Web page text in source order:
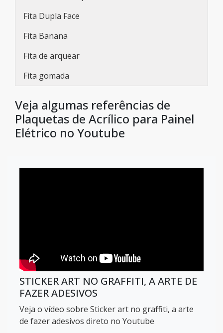
Fita Dupla Face
Fita Banana
Fita de arquear
Fita gomada
Veja algumas referências de
Plaquetas de Acrílico para Painel
Elétrico no Youtube
STICKER ART NO GRAFFITI, A ARTE DE
FAZER ADESIVOS
Veja o vídeo sobre Sticker art no graffiti, a arte
de fazer adesivos direto no Youtube